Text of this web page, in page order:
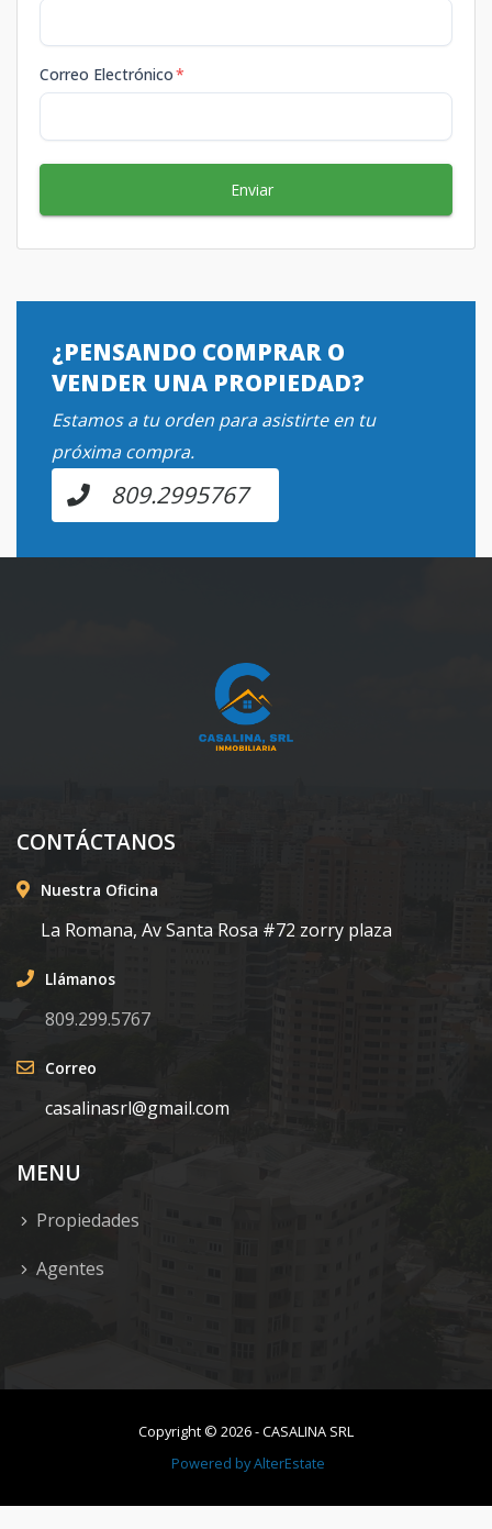
Correo Electrónico*
Enviar
¿PENSANDO COMPRAR O
VENDER UNA PROPIEDAD?
Estamos a tu orden para asistirte en tu
próxima compra.
809.2995767
CONTÁCTANOS
Nuestra Oficina
La Romana, Av Santa Rosa #72 zorry plaza
Llámanos
809.299.5767
Correo
casalinasrl@gmail.com
MENU
Propiedades
Agentes
Copyright © 2026-CASALINA SRL
Powered byAlterEstate